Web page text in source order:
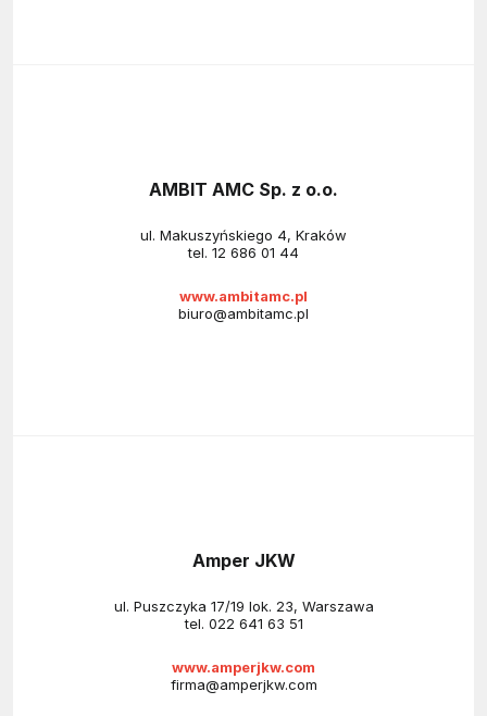
AMBIT AMC Sp. z o.o.
ul. Makuszyńskiego 4, Kraków
tel. 12 686 01 44
www.ambitamc.pl
biuro@ambitamc.pl
Amper JKW
ul. Puszczyka 17/19 lok. 23, Warszawa
tel. 022 641 63 51
www.amperjkw.com
firma@amperjkw.com